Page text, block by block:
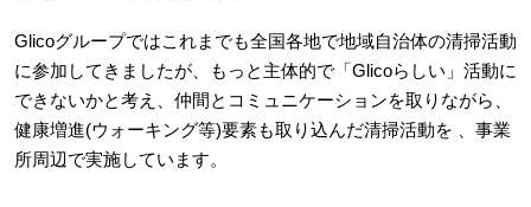
Glicoグループではこれまでも全国各地で地域自治体の清掃活動
に参加してきましたが、もっと主体的で「Glicoらしい」活動に
できないかと考え、仲間とコミュニケーションを取りながら、
健康増進(ウォーキング等)要素も取り込んだ清掃活動を 、事業
所周辺で実施しています。